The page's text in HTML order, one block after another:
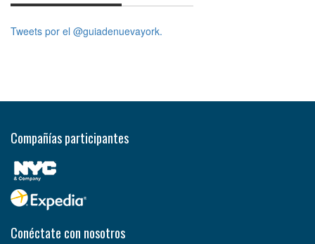
Tweets por el @guiadenuevayork.
Compañías participantes
Conéctate con nosotros